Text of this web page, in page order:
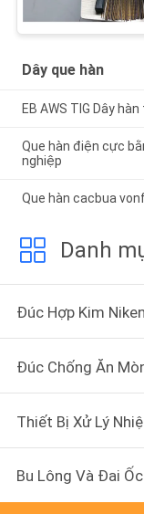
Dây que hàn
EB AWS TIG Dây
Que hàn điện cực
nghiệp
Que hàn cacbua
Danh
Đúc Hợp Kim Niken
Đúc Chống Ăn
Thiết Bị Xử Lý
Bu Lông Và Đai Ốc